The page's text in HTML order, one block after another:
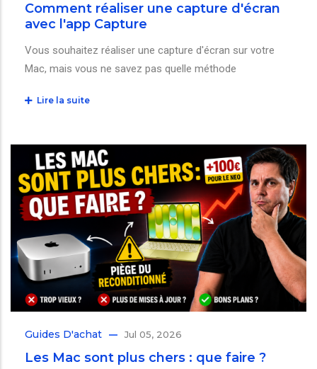
Comment réaliser une capture d'écran
avec l'app Capture
Vous souhaitez réaliser une capture d'écran sur votre
Mac, mais vous ne savez pas quelle méthode
Lire la suite
Guides D'achat Jul 05, 2026
Les Mac sont plus chers : que faire ?